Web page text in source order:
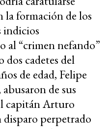
la formación de los
indicios
al “crimen nefando”
dos cadetes del
de edad, Felipe
de sus
capitán Arturo
perpetrado